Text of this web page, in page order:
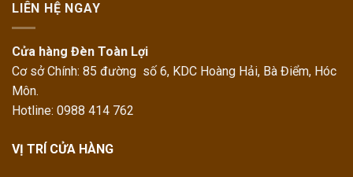
LIÊN HỆ NGAY
Cửa hàng Đèn Toàn Lợi
Cơ sở Chính: 85 đường số 6, KDC Hoàng Hải, Bà Điểm, Hóc
Môn.
Hotline: 0988 414 762
VỊ TRÍ CỬA HÀNG